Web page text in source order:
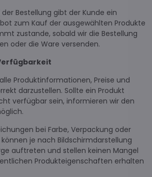
Bestellung gibt der Kunde ein
zum Kauf der ausgewählten Produkte
zustande, sobald wir die Bestellung
oder die Ware versenden.
Produktinformationen, Preise und
darzustellen. Sollte ein Produkt
verfügbar sein, informieren wir den
bei Farbe, Verpackung oder
je nach Bildschirmdarstellung
auftreten und stellen keinen Mangel
Produkteigenschaften erhalten